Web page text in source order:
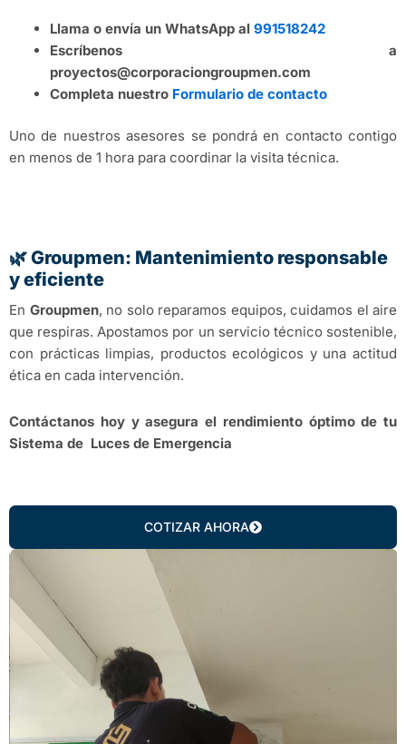
Llama o envía un WhatsApp al 991518242
Escríbenos a
proyectos@corporaciongroupmen.com
Completa nuestro Formulario de contacto
Uno de nuestros asesores se pondrá en contacto contigo
en menos de 1 hora para coordinar la visita técnica.
🌿 Groupmen: Mantenimiento responsable
y eficiente
En Groupmen, no solo reparamos equipos, cuidamos el aire
que respiras. Apostamos por un servicio técnico sostenible,
con prácticas limpias, productos ecológicos y una actitud
ética en cada intervención.
Contáctanos hoy y asegura el rendimiento óptimo de tu
Sistema de Luces de Emergencia
COTIZAR AHORA